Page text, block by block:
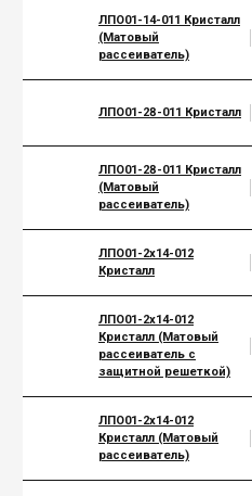
ЛПО01-14-011 Кристалл
(Матовый
рассеиватель)
ЛПО01-28-011 Кристалл
ЛПО01-28-011 Кристалл
(Матовый
рассеиватель)
ЛПО01-2х14-012
Кристалл
ЛПО01-2х14-012
Кристалл (Матовый
рассеиватель с
защитной решеткой)
ЛПО01-2х14-012
Кристалл (Матовый
рассеиватель)